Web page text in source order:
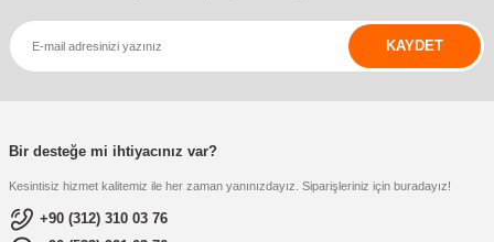
KAYDET
Bir desteğe mi ihtiyacınız var?
Kesintisiz hizmet kalitemiz ile her zaman yanınızdayız. Siparişleriniz için buradayız!
+90 (312) 310 03 76